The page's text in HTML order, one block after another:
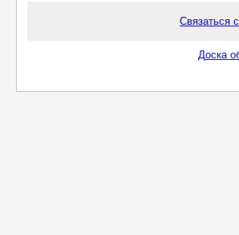
Связаться
Доска